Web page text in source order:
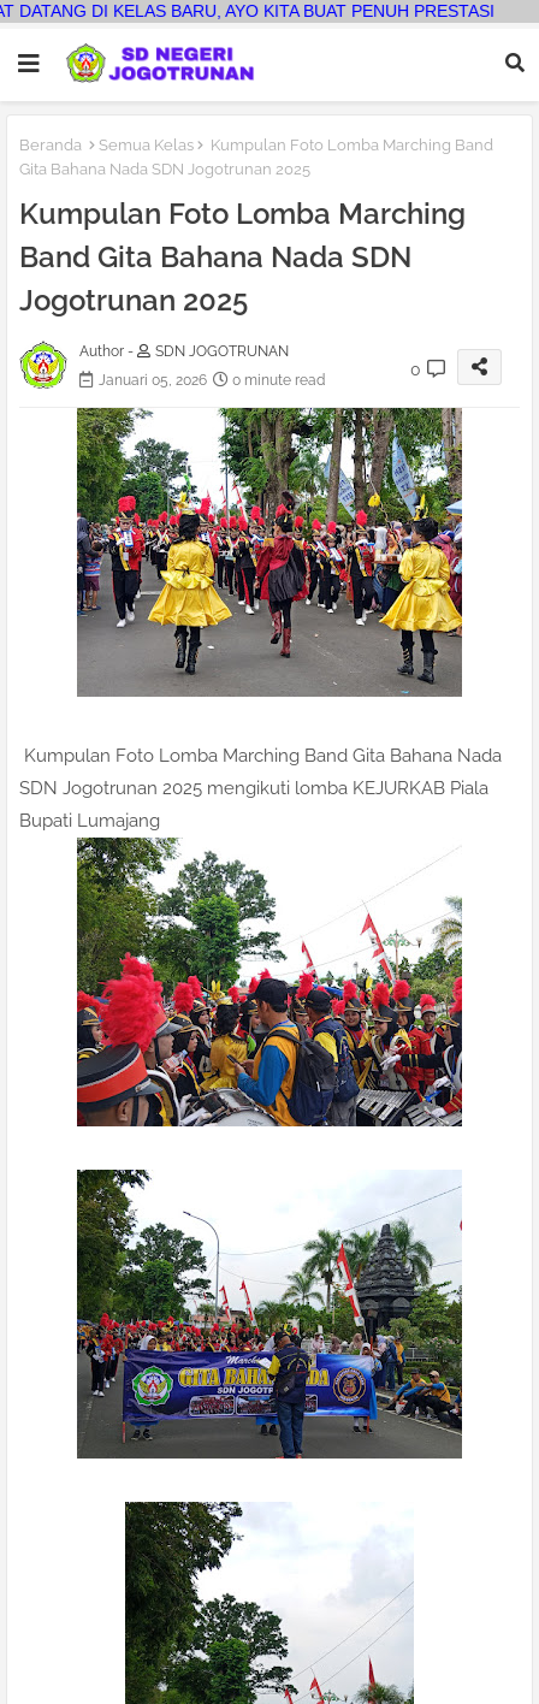
BARU, AYO KITA BUAT PENUH PRESTASI
Beranda Semua Kelas
Kumpulan Foto Lomba Marching Band
Gita Bahana Nada SDN Jogotrunan 2025
Kumpulan Foto Lomba Marching
Band Gita Bahana Nada SDN
Jogotrunan 2025
Author -
SDN JOGOTRUNAN
Januari 05, 2026
0 minute read
0
Kumpulan Foto Lomba Marching Band Gita Bahana Nada
SDN Jogotrunan 2025 mengikuti lomba KEJURKAB Piala
Bupati Lumajang